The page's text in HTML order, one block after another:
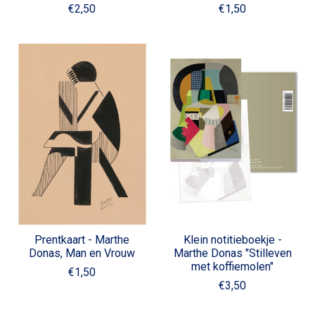
€2,50
€1,50
Prentkaart - Marthe
Donas, Man en Vrouw
€1,50
Klein notitieboekje -
Marthe Donas "Stilleven
met koffiemolen"
€3,50